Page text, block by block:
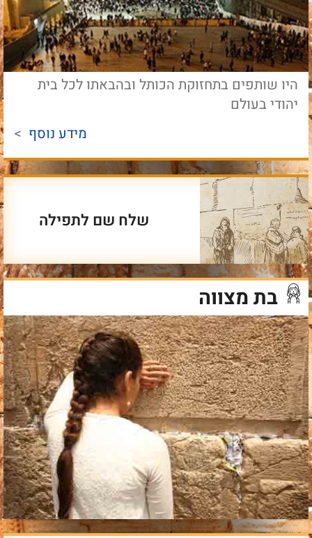
היו שותפים בתחזוקת הכותל ובהבאתו לכל בית
יהודי בעולם
מידע נוסף >
שלח שם לתפילה
בת מצווה